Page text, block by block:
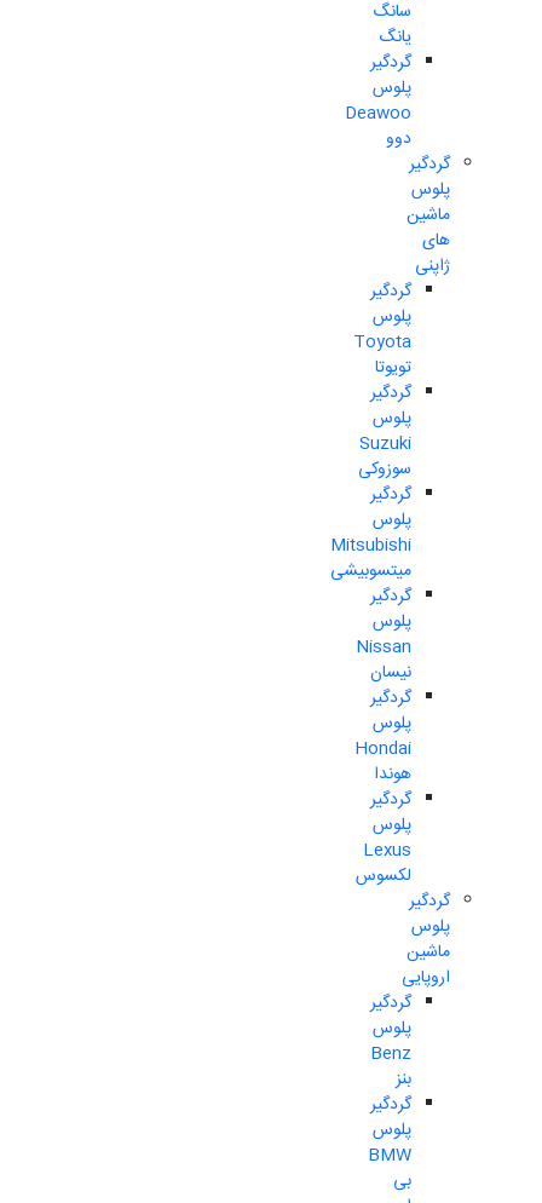
سانگ
یانگ
گردگیر
پلوس
Deawoo
دوو
گردگیر
پلوس
ماشین
های
ژاپنی
گردگیر
پلوس
Toyota
تویوتا
گردگیر
پلوس
Suzuki
سوزوکی
گردگیر
پلوس
Mitsubishi
میتسوبیشی
گردگیر
پلوس
Nissan
نیسان
گردگیر
پلوس
Hondai
هوندا
گردگیر
پلوس
Lexus
لکسوس
گردگیر
پلوس
ماشین
اروپایی
گردگیر
پلوس
Benz
بنز
گردگیر
پلوس
BMW
بی